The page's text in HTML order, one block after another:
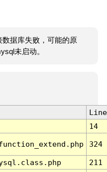
数据库失败，可能的原
未启动。
Line
14
324
211